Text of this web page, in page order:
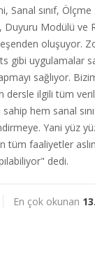
Sanal sınıf, Ölçme
Duyuru Modülü ve
oluşuyor.
gibi uygulamalar
sağlıyor.
dersle ilgili tüm
sahip hem sanal
Yani yüz
tüm faaliyetler
dedi.
En çok okunan 13.